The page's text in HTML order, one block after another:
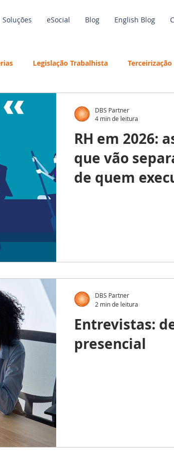
Soluções eSocial Blog English Blog
Legislação Trabalhista Terceirização
Economia
Employees Guia Salarial
Folha de Pagamento Outsourcing
Training
RH em 2026:
que vão
de quem
DBS Partner
4 min de leitura
Entrevistas:
presencial
DBS Partner
2 min de leitura